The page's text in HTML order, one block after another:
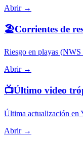
Abrir →
🏖️Corrientes de
Riesgo en playas (NWS
Abrir →
📺Último video
Última actualización en
Abrir →